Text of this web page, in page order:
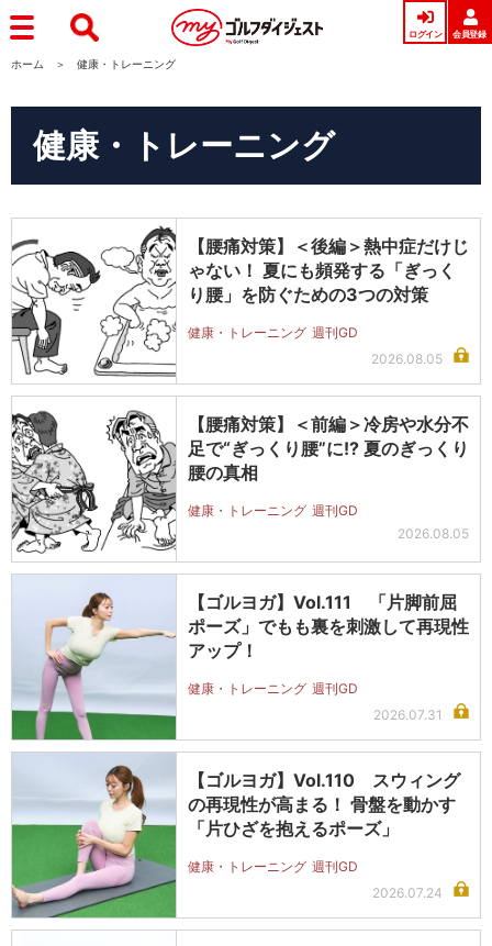
ログイン 会員登録
ホーム 健康・トレーニング
健康・トレーニング
【腰痛対策】＜後編＞熱中症だけじ
ゃない！ 夏にも頻発する「ぎっく
り腰」を防ぐための3つの対策
健康・トレーニング 週刊GD
2026.08.05
【腰痛対策】＜前編＞冷房や水分不
足で“ぎっくり腰”に!? 夏のぎっくり
腰の真相
健康・トレーニング 週刊GD
2026.08.05
【ゴルヨガ】Vol.111 「片脚前屈
ポーズ」でもも裏を刺激して再現性
アップ！
健康・トレーニング 週刊GD
2026.07.31
【ゴルヨガ】Vol.110 スウィング
の再現性が高まる！ 骨盤を動かす
「片ひざを抱えるポーズ」
健康・トレーニング 週刊GD
2026.07.24